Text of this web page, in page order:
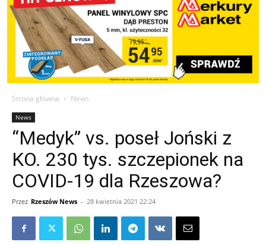
Strona główna News
News
“Medyk” vs. poseł Joński z
KO. 230 tys. szczepionek na
COVID-19 dla Rzeszowa?
Przez Rzeszów News - 28 kwietnia 2021 22:24